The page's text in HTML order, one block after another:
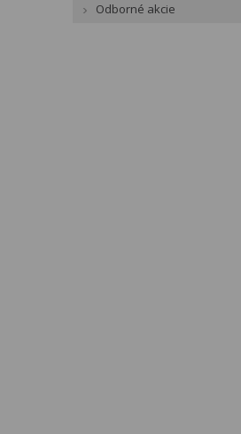
Odborné akcie